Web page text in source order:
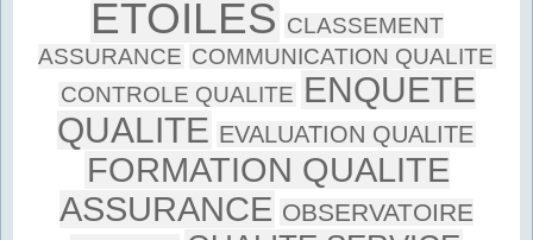
ETOILES CLASSEMENT
ASSURANCE COMMUNICATION QUALITE
CONTROLE QUALITE ENQUETE
QUALITE EVALUATION QUALITE
FORMATION QUALITE
ASSURANCE OBSERVATOIRE